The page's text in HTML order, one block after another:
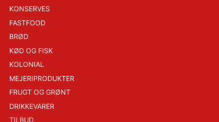
KONSERVES
FASTFOOD
BRØD
KØD OG FISK
KOLONIAL
MEJERIPRODUKTER
FRUGT OG GRØNT
DRIKKEVARER
TILBUD